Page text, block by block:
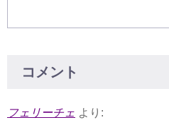
コメント
フェリーチェ より: